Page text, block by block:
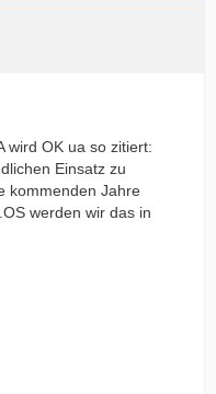
wird OK ua so zitiert:
Einsatz zu
kommenden Jahre
werden wir das in